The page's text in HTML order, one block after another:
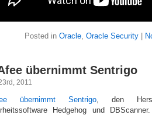
Posted in Oracle, Oracle Security
übernimmt Sentrigo
2011
übernimmt Sentrigo, den
Hedgehog und